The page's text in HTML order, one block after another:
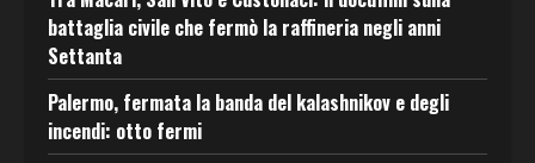
battaglia civile che fermò la raffineria negli anni
Settanta
Palermo, fermata la banda del kalashnikov e degli
incendi: otto fermi